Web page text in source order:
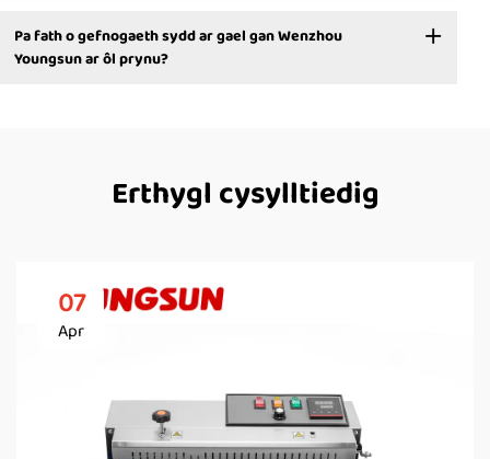
Pa fath o gefnogaeth sydd ar gael gan Wenzhou
Youngsun ar ôl prynu?
Erthygl cysylltiedig
07
Apr